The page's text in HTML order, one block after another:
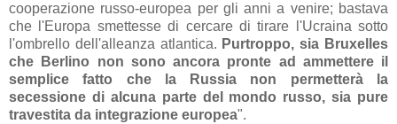
cooperazione russo-europea per gli anni a venire; bastava
che l'Europa smettesse di cercare di tirare l'Ucraina sotto
l'ombrello dell'alleanza atlantica. Purtroppo, sia Bruxelles
che Berlino non sono ancora pronte ad ammettere il
semplice fatto che la Russia non permetterà la
secessione di alcuna parte del mondo russo, sia pure
travestita da integrazione europea".